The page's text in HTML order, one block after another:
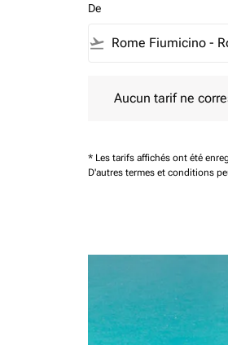
De
flight_takeoff
Aucun tarif ne
* Les tarifs affichés ont été
D'autres termes et conditions